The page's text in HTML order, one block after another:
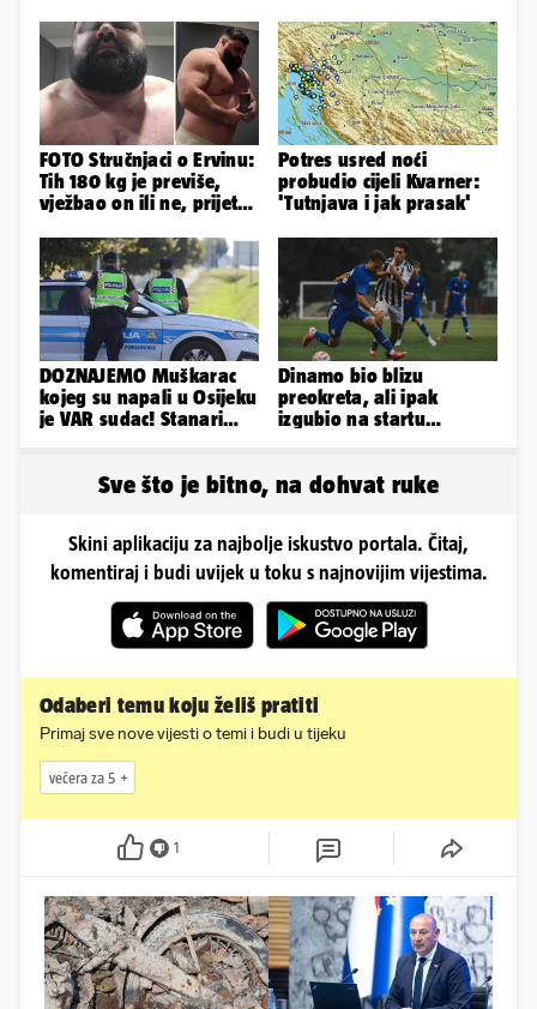
FOTO Stručnjaci o Ervinu:
Tih 180 kg je previše,
vježbao on ili ne, prijete
Potres usred noći
probudio cijeli Kvarner:
'Tutnjava i jak prasak'
DOZNAJEMO Muškarac
kojeg su napali u Osijeku
je VAR sudac! Stanari
Dinamo bio blizu
preokreta, ali ipak
izgubio na startu
Sve što je bitno, na dohvat ruke
Skini aplikaciju za najbolje iskustvo portala. Čitaj,
komentiraj i budi uvijek u toku s najnovijim vijestima.
Odaberi temu koju želiš pratiti
Primaj sve nove vijesti o temi i budi u tijeku
večera za 5
1